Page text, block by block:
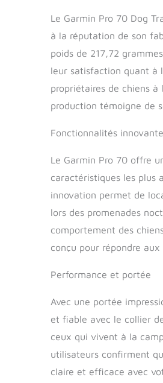
Le Garmin Pro 70 Dog
à la réputation de son
poids de 217,72
leur satisfaction quant à
propriétaires de chiens à
production témoigne de
Fonctionnalités
Le Garmin Pro 70 offre
caractéristiques les plus
innovation permet de
lors des promenades
comportement des
conçu pour répondre
Performance et portée
Avec une portée
et fiable avec le collier
ceux qui vivent à la
utilisateurs confirment
claire et efficace avec